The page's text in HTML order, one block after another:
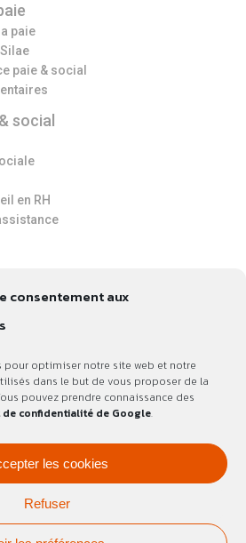
consentement aux
pour optimiser notre site web et notre
dans le but de vous proposer de la
pouvez prendre connaissance des
confidentialité de Google.
les cookies
Refuser
paie
paie & social
social
en RH